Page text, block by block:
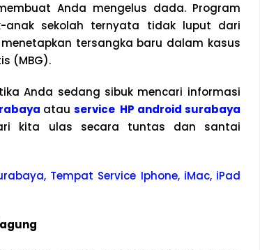
Anda mengelus dada. Program
sekolah ternyata tidak luput dari
tersangka baru dalam kasus
(MBG).
Anda sedang sibuk mencari informasi
atauservice HP android surabaya
kita ulas secara tuntas dan santai
Tempat Service Iphone, iMac, iPad